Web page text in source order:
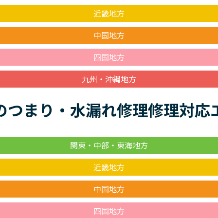
近畿地方
中国地方
四国地方
九州・沖縄地方
つまり・水漏れ修理修理対応
関東・中部・東海地方
近畿地方
中国地方
四国地方